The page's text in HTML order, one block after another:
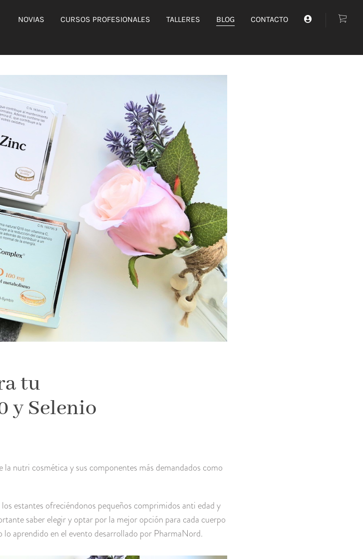
NOVIAS CURSOS PROFESIONALES TALLERES BLOG CONTACTO
tu
y Selenio
nutri cosmética y sus componentes más demandados como
estantes ofreciéndonos pequeños comprimidos anti edad y
saber elegir y optar por la mejor opción para cada cuerpo
aprendido en el evento desarrollado por PharmaNord.